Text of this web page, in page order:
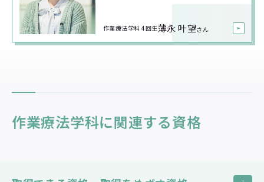
作業療法学科 4回生薄永 叶望さん
作業療法学科に関連する資格